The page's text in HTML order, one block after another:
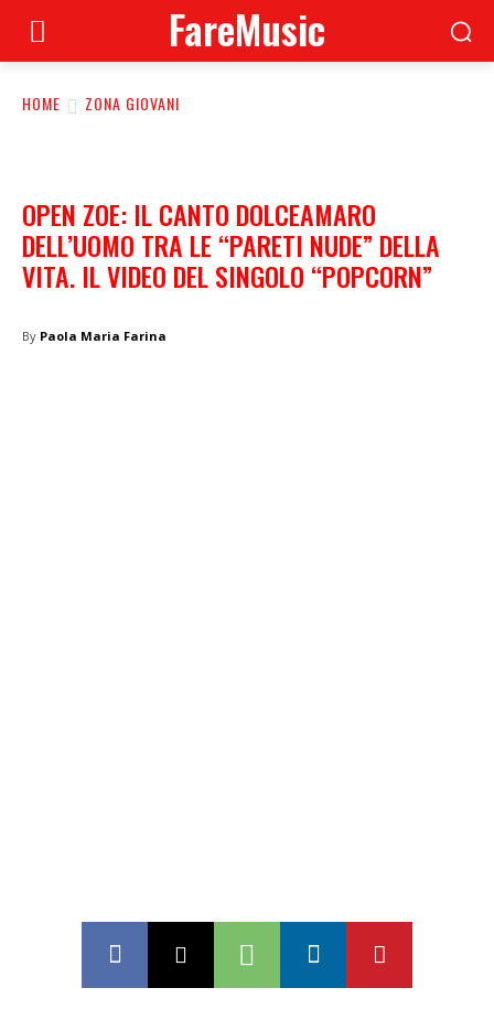
FareMusic
HOME ZONA GIOVANI
OPEN ZOE: IL CANTO DOLCEAMARO
DELL’UOMO TRA LE “PARETI NUDE” DELLA
VITA. IL VIDEO DEL SINGOLO “POPCORN”
By Paola Maria Farina